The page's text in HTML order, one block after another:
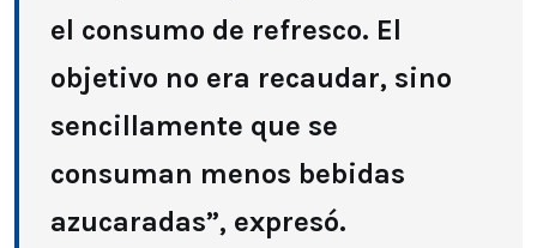
el consumo de refresco. El
objetivo no era recaudar, sino
sencillamente que se
consuman menos bebidas
azucaradas”, expresó.